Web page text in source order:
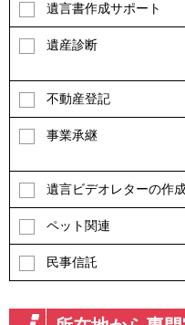
遺言書作成サポート
遺産診断
不動産登記
事業承継
遺言ビデオレターの作
ペット関連
民事信託